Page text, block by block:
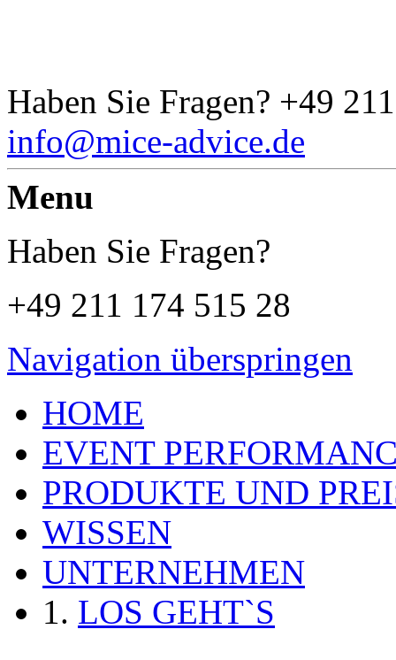
Haben Sie Fragen? +49
info@mice-advice.de
Menu
Haben Sie Fragen?
+49 211 174 515 28
Navigation überspringen
HOME
EVENT
PRODUKTE UND
WISSEN
UNTERNEHMEN
LOS GEHT`S